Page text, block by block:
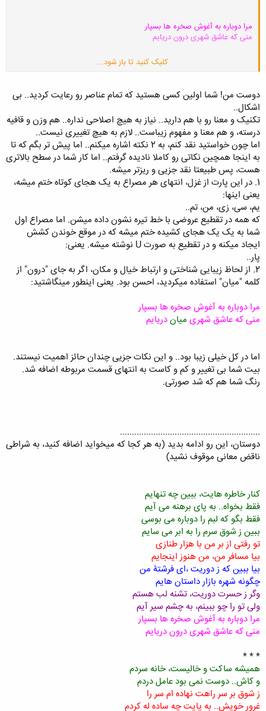
مرا دوباره به آغوش صخره ها بسپار
منی که عاشق شهری درون دریایم
فقط بخواه.. به پای برهنه می آیم
فقط بگو که لبم را دوباره می بوسی
ببین ز شوق سرم را به ابر می سایم
تو رفتی از بر من با هزار طنازی
بیا مسافر من، من هنوز اینجایم
بیا ببین که ز دوریت ،ای فرشتۀ من
چگونه شهره بازار داستان هایم
وگر ز آه فراقت چو تشنه لب هستم
به آن ضمیر نگاهت ز صبر سیر آیم
کلیک کنید تا باز شود...
دوست من! شما اولین کسی هستید که تمام عناصر رو رعایت کردید.. بی
اشکال..
تکنیک و معنا رو با هم دارید.. نیاز به هیچ اصلاحی نداره.. هم وزن و قافیه
درسته، و هم معنا و مفهوم زیباست.. لازم به هیچ تغییری نیست..
اما چون خواستید نقد کنم، به 2 نکته اشاره میکنم.. اما پیش تر بگم که تا
به اینجا همچین نکاتی رو کاملا نادیده گرفتم.. اما کار شما در سطح بالاتری
هست، پس طبیعتا نقد جزیی و ریزتر میشه.
1. در این پارت از غزل، انتهای هر مصراع به یک هجای کوتاه ختم میشه،
یعنی اینها:
یم، سی، زی، من، تم..
که همه در تقطیع عروضی با خط تیره نشون داده میشن. اما مصراع اول
شما به یک یک هجای کشیده ختم میشه که در موقع خوندن کشش
ایجاد میکنه و در تقطیع به صورت U نوشته میشه. یعنی:
پار..
2. از لحاظ زیبایی شناختی و ارتباط خیال و مکان، اگر به جای "درون" از
کلمه "میان" استفاده میکردید، احسن بود. یعنی اینطور مینگاشتید:
مرا دوباره به آغوش صخره ها بسپار
منی که عاشق شهری میاندریایم
اما در کل خیلی زیبا بود.. و این نکات جزیی چندان حائز اهمیت نیستند.
بیت شما بی تغییر و کم و کاست به انتهای قسمت مربوطه اضافه شد.
رنگ شما هم که شد صورتی.
...........................................................
دوستان، این رو ادامه بدید (به هر کجا که میخواید اضافه کنید، به شراطی
ناقض معانی موقوف نشید)
کنار خاطره هایت، ببین چه تنهایم
فقط بخواه.. به پای برهنه می آیم
فقط بگو که لبم را دوباره می بوسی
ببین ز شوق سرم را به ابر می سایم
تو رفتی از بر من با هزار طنازی
بیا مسافر من، من هنوز اینجایم
بیا ببین که ز دوریت ،ای فرشتۀ من
چگونه شهره بازار داستان هایم
وگر ز حسرت دوریت، تشنه لب هستم
ولی تو را چو ببینم، به چشم سیر آیم
مرا دوباره به آغوش صخره ها بسپار
منی که عاشق شهری درون دریایم
* * *
همیشه ساکت و خالیست، خانه سردم
و کاش.. دوست نمی بود عامل دردم
ز شوق بر سر راهت نهاده ام سر را
غرور خویش.. به پایت چه ساده له کردم